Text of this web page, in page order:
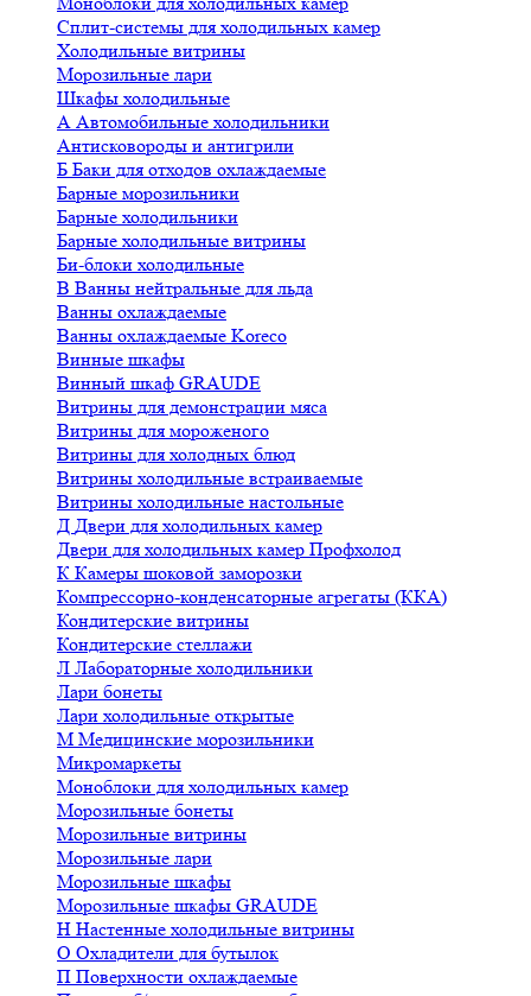
Сплит-системы для холодильных камер
Холодильные витрины
Морозильные лари
Шкафы холодильные
А Автомобильные холодильники
Антисковороды и антигрили
Б Баки для отходов охлаждаемые
Барные морозильники
Барные холодильники
Барные холодильные витрины
Би-блоки холодильные
В Ванны нейтральные для льда
Ванны охлаждаемые
Ванны охлаждаемые Koreco
Винные шкафы
Винный шкаф GRAUDE
Витрины для демонстрации мяса
Витрины для мороженого
Витрины для холодных блюд
Витрины холодильные встраиваемые
Витрины холодильные настольные
Д Двери для холодильных камер
Двери для холодильных камер Профхолод
К Камеры шоковой заморозки
Компрессорно-конденсаторные агрегаты (ККА)
Кондитерские витрины
Кондитерские стеллажи
Л Лабораторные холодильники
Лари бонеты
Лари холодильные открытые
М Медицинские морозильники
Микромаркеты
Моноблоки для холодильных камер
Морозильные бонеты
Морозильные витрины
Морозильные лари
Морозильные шкафы
Морозильные шкафы GRAUDE
Н Настенные холодильные витрины
О Охладители для бутылок
П Поверхности охлаждаемые